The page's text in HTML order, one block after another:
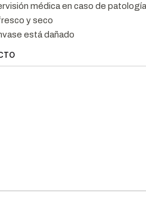
médica en caso de
y seco
está dañado